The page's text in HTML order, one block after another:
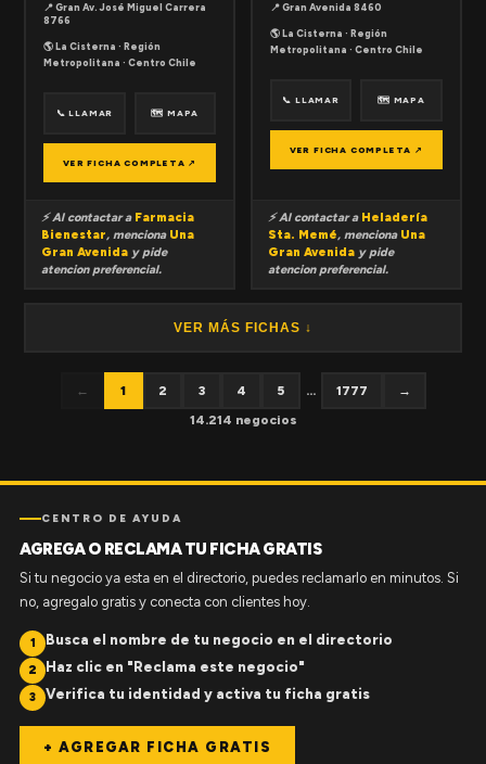
📍 Gran Av. José Miguel Carrera
8766
🌎 La Cisterna · Región
Metropolitana · Centro Chile
📞 LLAMAR 🗺 MAPA
VER FICHA COMPLETA ↗
⚡ Al contactar a Farmacia
Bienestar, menciona Una
Gran Avenida y pide
atencion preferencial.
📍 Gran Avenida 8460
🌎 La Cisterna · Región
Metropolitana · Centro Chile
📞 LLAMAR 🗺 MAPA
VER FICHA COMPLETA ↗
⚡ Al contactar a Heladería
Sta. Memé, menciona Una
Gran Avenida y pide
atencion preferencial.
VER MÁS FICHAS ↓
← 1 2 3 4 5 ... 1777
→
14.214 negocios
CENTRO DE AYUDA
AGREGA O RECLAMA TU FICHA GRATIS
Si tu negocio ya esta en el directorio, puedes reclamarlo en minutos. Si
no, agregalo gratis y conecta con clientes hoy.
1 Busca el nombre de tu negocio en el directorio
2 Haz clic en "Reclama este negocio"
3 Verifica tu identidad y activa tu ficha gratis
+ AGREGAR FICHA GRATIS